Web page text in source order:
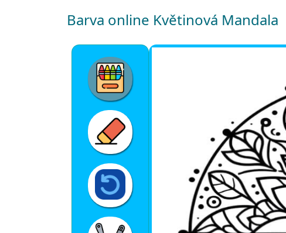
Barva online Květinová Mandala